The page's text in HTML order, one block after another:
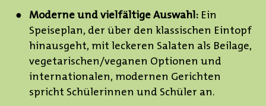
Moderne und vielfältige Auswahl: Ein
Speiseplan, der über den klassischen Eintopf
hinausgeht, mit leckeren Salaten als Beilage,
vegetarischen/veganen Optionen und
internationalen, modernen Gerichten
spricht Schülerinnen und Schüler an.